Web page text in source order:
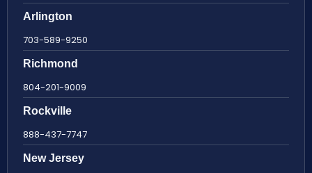
Arlington
703-589-9250
Richmond
804-201-9009
Rockville
888-437-7747
New Jersey